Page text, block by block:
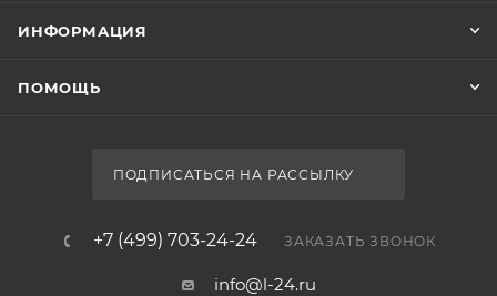
ИНФОРМАЦИЯ
ПОМОЩЬ
ПОДПИСАТЬСЯ НА РАССЫЛКУ
+7 (499) 703-24-24 ЗАКАЗАТЬ ЗВОНОК
info@l-24.ru